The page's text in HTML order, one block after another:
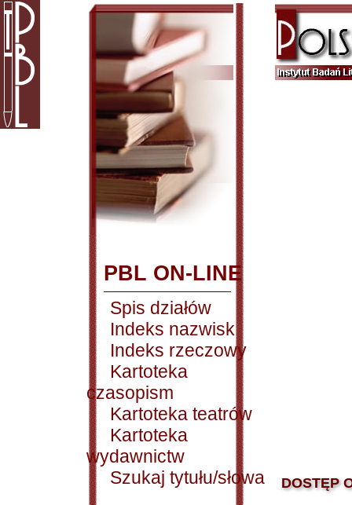
PBL ON-LINE
Spis działów
Indeks nazwisk
Indeks rzeczowy
Kartoteka
czasopism
Kartoteka teatrów
Kartoteka
wydawnictw
Szukaj tytułu/słowa
DOSTĘP